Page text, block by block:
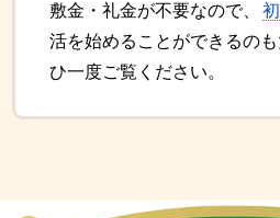
敷金・礼金が不要なので、
活を始めることができるの
ひ一度ご覧ください。